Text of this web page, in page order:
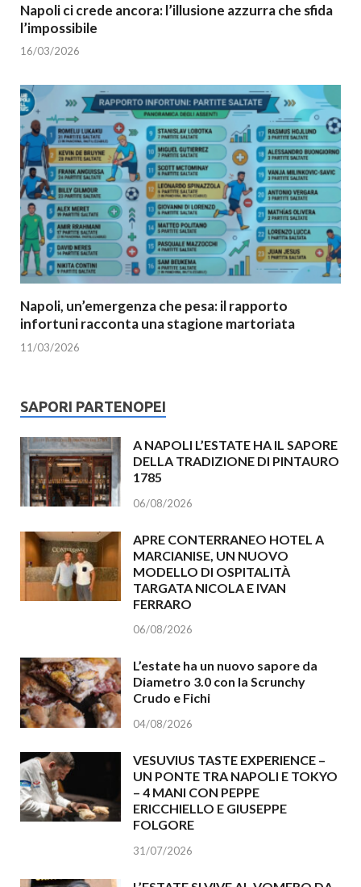
Napoli ci crede ancora: l’illusione azzurra che sfida
l’impossibile
16/03/2026
Napoli, un’emergenza che pesa: il rapporto
infortuni racconta una stagione martoriata
11/03/2026
SAPORI PARTENOPEI
A NAPOLI L’ESTATE HA IL SAPORE
DELLA TRADIZIONE DI PINTAURO
1785
06/08/2026
APRE CONTERRANEO HOTEL A
MARCIANISE, UN NUOVO
MODELLO DI OSPITALITÀ
TARGATA NICOLA E IVAN
FERRARO
06/08/2026
L’estate ha un nuovo sapore da
Diametro 3.0 con la Scrunchy
Crudo e Fichi
04/08/2026
VESUVIUS TASTE EXPERIENCE –
UN PONTE TRA NAPOLI E TOKYO
– 4 MANI CON PEPPE
ERICCHIELLO E GIUSEPPE
FOLGORE
31/07/2026